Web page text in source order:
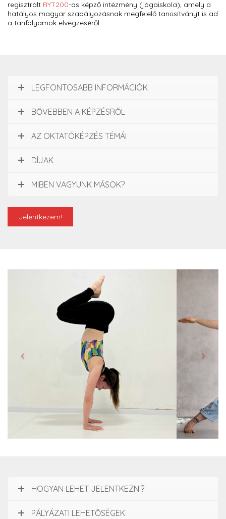
regisztrált RYT200-as képző intézmény (jógaiskola), amely a
hatályos magyar szabályozásnak megfelelő tanúsítványt is ad
a tanfolyamok elvégzéséről.
LEGFONTOSABB INFORMÁCIÓK
BŐVEBBEN A KÉPZÉSRŐL
AZ OKTATÓKÉPZÉS TÉMÁI
DÍJAK
MIBEN VAGYUNK MÁSOK?
Jelentkezem!
HOGYAN LEHET JELENTKEZNI?
PÁLYÁZATI LEHETŐSÉGEK